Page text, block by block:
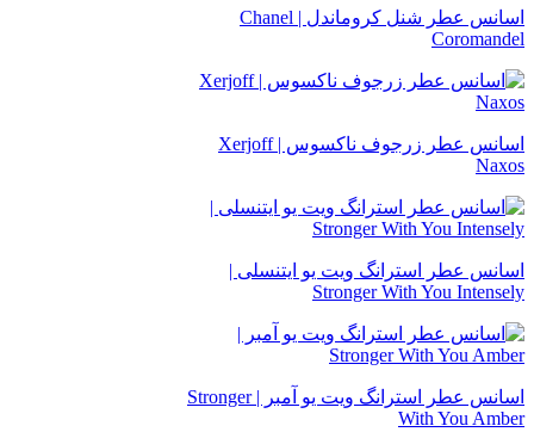
اسانس عطر شنل کروماندل | Chanel
Coromandel
اسانس عطر زرجوف ناکسوس | Xerjoff
Naxos
اسانس عطر استرانگ ویت یو ایتنسلی |
Stronger With You Intensely
اسانس عطر استرانگ ویت یو آمبر | Stronger
With You Amber